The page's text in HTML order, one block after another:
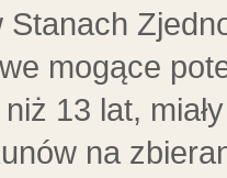
Stanach
mogące
13 lat,
na